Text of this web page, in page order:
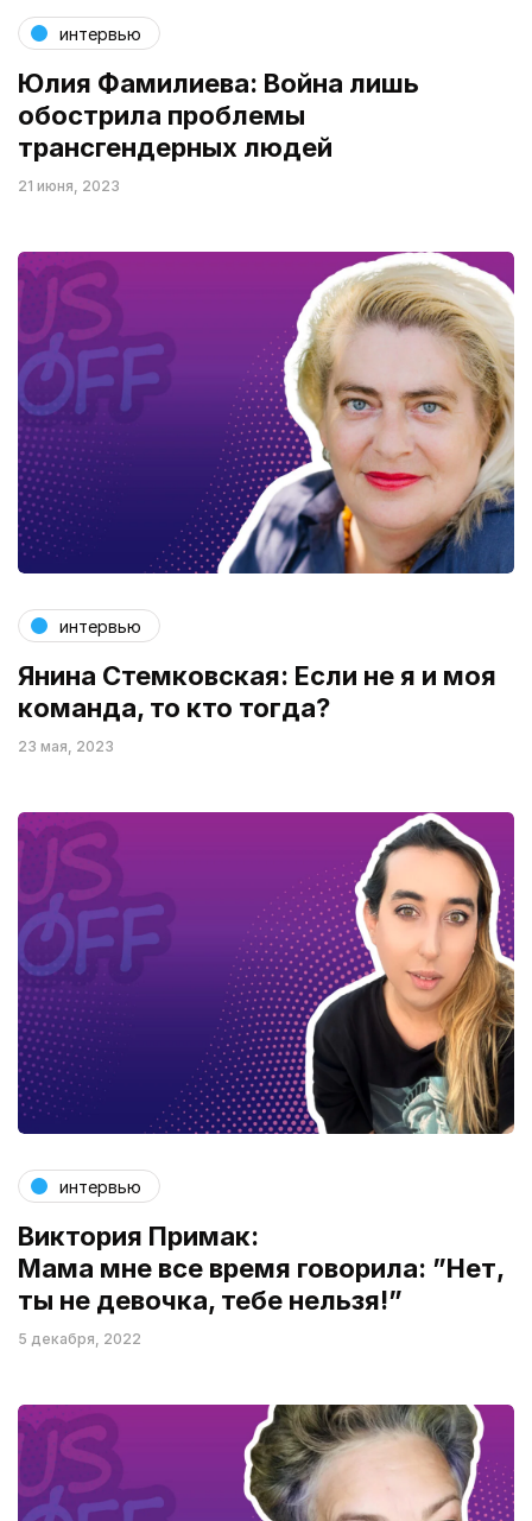
интервью
Юлия Фамилиева: Война лишь
обострила проблемы
трансгендерных людей
21 июня, 2023
интервью
Янина Стемковская: Если не я и моя
команда, то кто тогда?
23 мая, 2023
интервью
Виктория Примак:
Мама мне все время говорила: ”Нет,
ты не девочка, тебе нельзя!”
5 декабря, 2022